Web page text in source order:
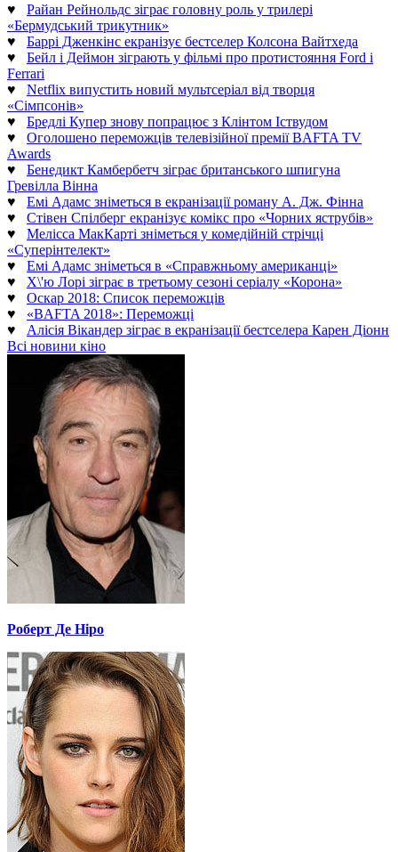
♥ Райан Рейнольдс зіграє головну роль у трилері
«Бермудський трикутник»
♥ Баррі Дженкінс екранізує бестселер Колсона Вайтхеда
♥ Бейл і Деймон зіграють у фільмі про протистояння Ford і
Ferrari
♥ Netflix випустить новий мультсеріал від творця
«Сімпсонів»
♥ Бредлі Купер знову попрацює з Клінтом Іствудом
♥ Оголошено переможців телевізійної премії BAFTA TV
Awards
♥ Бенедикт Камбербетч зіграє британського шпигуна
Гревілла Вінна
♥ Емі Адамс зніметься в екранізації роману А. Дж. Фінна
♥ Стівен Спілберг екранізує комікс про «Чорних яструбів»
♥ Мелісса МакКарті зніметься у комедійній стрічці
«Суперінтелект»
♥ Емі Адамс зніметься в «Справжньому американці»
♥ Х\'ю Лорі зіграє в третьому сезоні серіалу «Корона»
♥ Оскар 2018: Список переможців
♥ «BAFTA 2018»: Переможці
♥ Алісія Вікандер зіграє в екранізації бестселера Карен Діонн
Всі новини кіно
Роберт Де Ніро